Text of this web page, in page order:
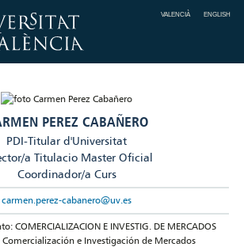
VALENCIÀ ENGLISH
PEREZ CABAÑERO
PDI-Titular d'Universitat
a Titulacio Master Oficial
Coordinador/a Curs
carmen.perez-cabanero@uv.es
COMERCIALIZACION E INVESTIG. DE MERCADOS
e Investigación de Mercados